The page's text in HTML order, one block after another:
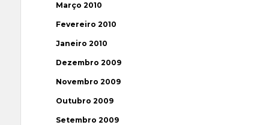
Março 2010
Fevereiro 2010
Janeiro 2010
Dezembro 2009
Novembro 2009
Outubro 2009
Setembro 2009